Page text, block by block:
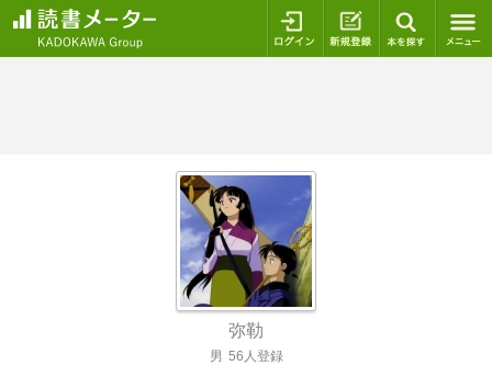
ログイン 新規登録
弥勒
男 56人登録